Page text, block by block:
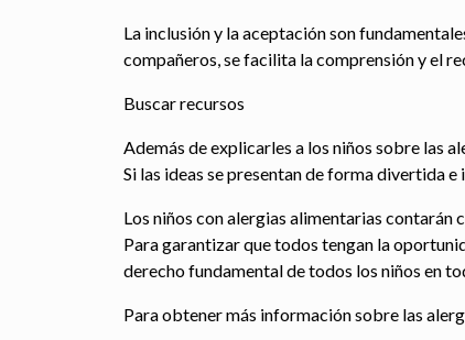
La inclusión y la aceptación son
compañeros, se facilita la comprensión y el
Buscar recursos
Además de explicarles a los niños sobre las
Si las ideas se presentan de forma divertida
Los niños con alergias alimentarias contarán
Para garantizar que todos tengan la
derecho fundamental de todos los niños en
Para obtener más información sobre las